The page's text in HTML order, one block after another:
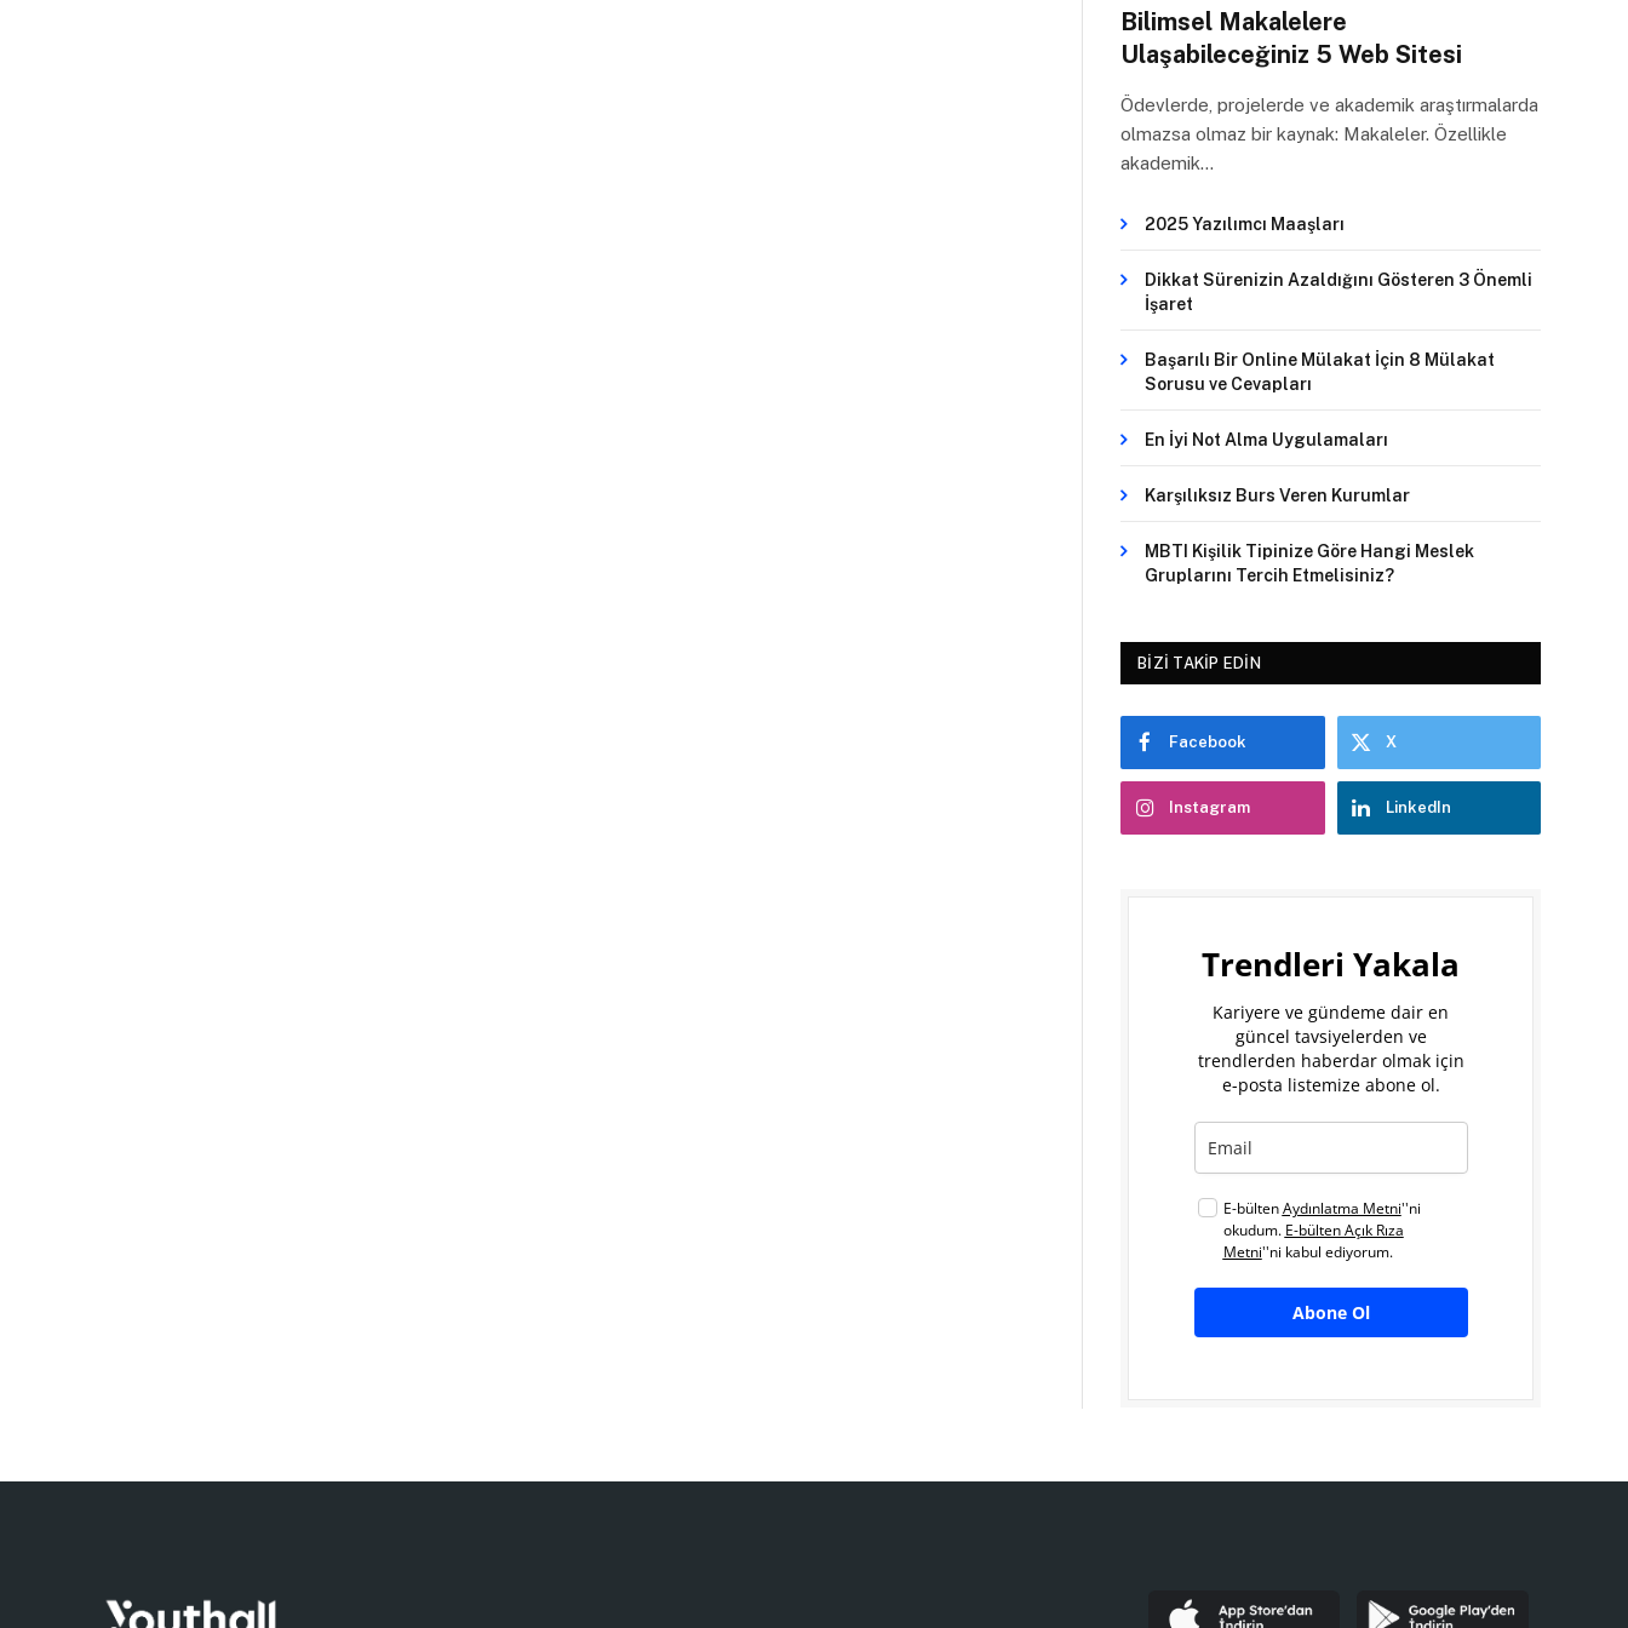
Bilimsel Makalelere
Ulaşabileceğiniz 5 Web Sitesi
Ödevlerde, projelerde ve akademik araştırmalarda
olmazsa olmaz bir kaynak: Makaleler. Özellikle
akademik…
2025 Yazılımcı Maaşları
Dikkat Sürenizin Azaldığını Gösteren 3 Önemli
İşaret
Başarılı Bir Online Mülakat İçin 8 Mülakat
Sorusu ve Cevapları
En İyi Not Alma Uygulamaları
Karşılıksız Burs Veren Kurumlar
MBTI Kişilik Tipinize Göre Hangi Meslek
Gruplarını Tercih Etmelisiniz?
BIZI TAKIP EDIN
Facebook X
Instagram LinkedIn
Trendleri Yakala
Kariyere ve gündeme dair en
güncel tavsiyelerden ve
trendlerden haberdar olmak için
e-posta listemize abone ol.
E-bültenAydınlatma Metni''ni
okudum. E-bülten Açık Rıza
Metni''ni kabul ediyorum.
Abone Ol